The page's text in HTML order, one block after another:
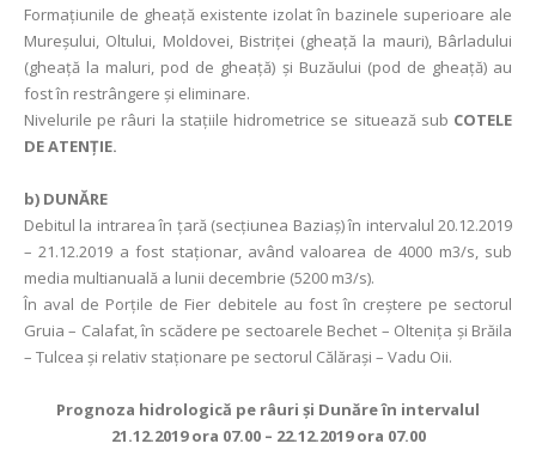
Formaţiunile de gheaţă existente izolat în bazinele superioare ale
Mureşului, Oltului, Moldovei, Bistriței (gheață la mauri), Bârladului
(gheață la maluri, pod de gheață) și Buzăului (pod de gheață) au
fost în restrângere și eliminare.
Nivelurile pe râuri la stațiile hidrometrice se situează sub COTELE
DE ATENȚIE.
b) DUNĂRE
Debitul la intrarea în ţară (secţiunea Baziaş) în intervalul 20.12.2019
– 21.12.2019 a fost staționar, având valoarea de 4000 m3/s, sub
media multianuală a lunii decembrie (5200 m3/s).
În aval de Porţile de Fier debitele au fost în creștere pe sectorul
Gruia – Calafat, în scădere pe sectoarele Bechet – Olteniţa și Brăila
– Tulcea şi relativ staţionare pe sectorul Călăraşi – Vadu Oii.
Prognoza hidrologică pe râuri şi Dunăre în intervalul
21.12.2019 ora 07.00 – 22.12.2019 ora 07.00